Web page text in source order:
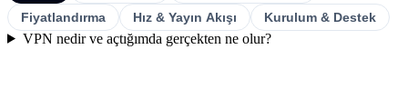
Fiyatlandırma
Hız & Yayın Akışı Kurulum & Destek
VPN nedir ve açtığımda gerçekten ne olur?